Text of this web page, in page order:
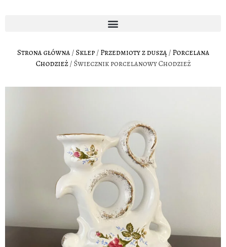
Strona główna/ Sklep/ Przedmioty z duszą/ Porcelana
Chodzież/ Świecznik porcelanowy Chodzież